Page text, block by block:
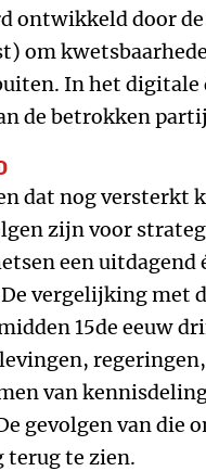
ontwikkeld door
om
In het digitale
de betrokken
dat nog versterkt
zijn voor
een
vergelijking met
15de eeuw
van
gevolgen van die
terug te zien.